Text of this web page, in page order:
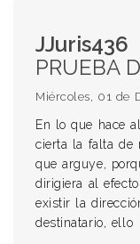
JJuris436
PRUEBA DE CONFESIÓN. Validez de la notificación en el domicilio real que el
Miércoles, 01 de
En lo que hace
cierta la falta de
que arguye,
dirigiera al
existir la
destinatario, ello